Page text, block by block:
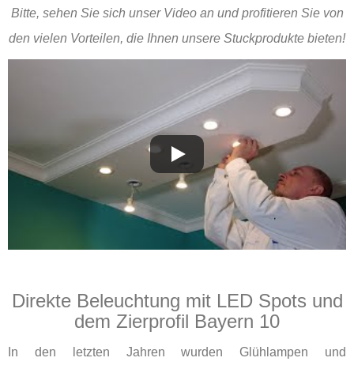
Bitte, sehen Sie sich unser Video an und profitieren Sie von
den vielen Vorteilen, die Ihnen unsere Stuckprodukte bieten!
Direkte Beleuchtung mit LED Spots und
dem Zierprofil Bayern 10
In den letzten Jahren wurden Glühlampen und